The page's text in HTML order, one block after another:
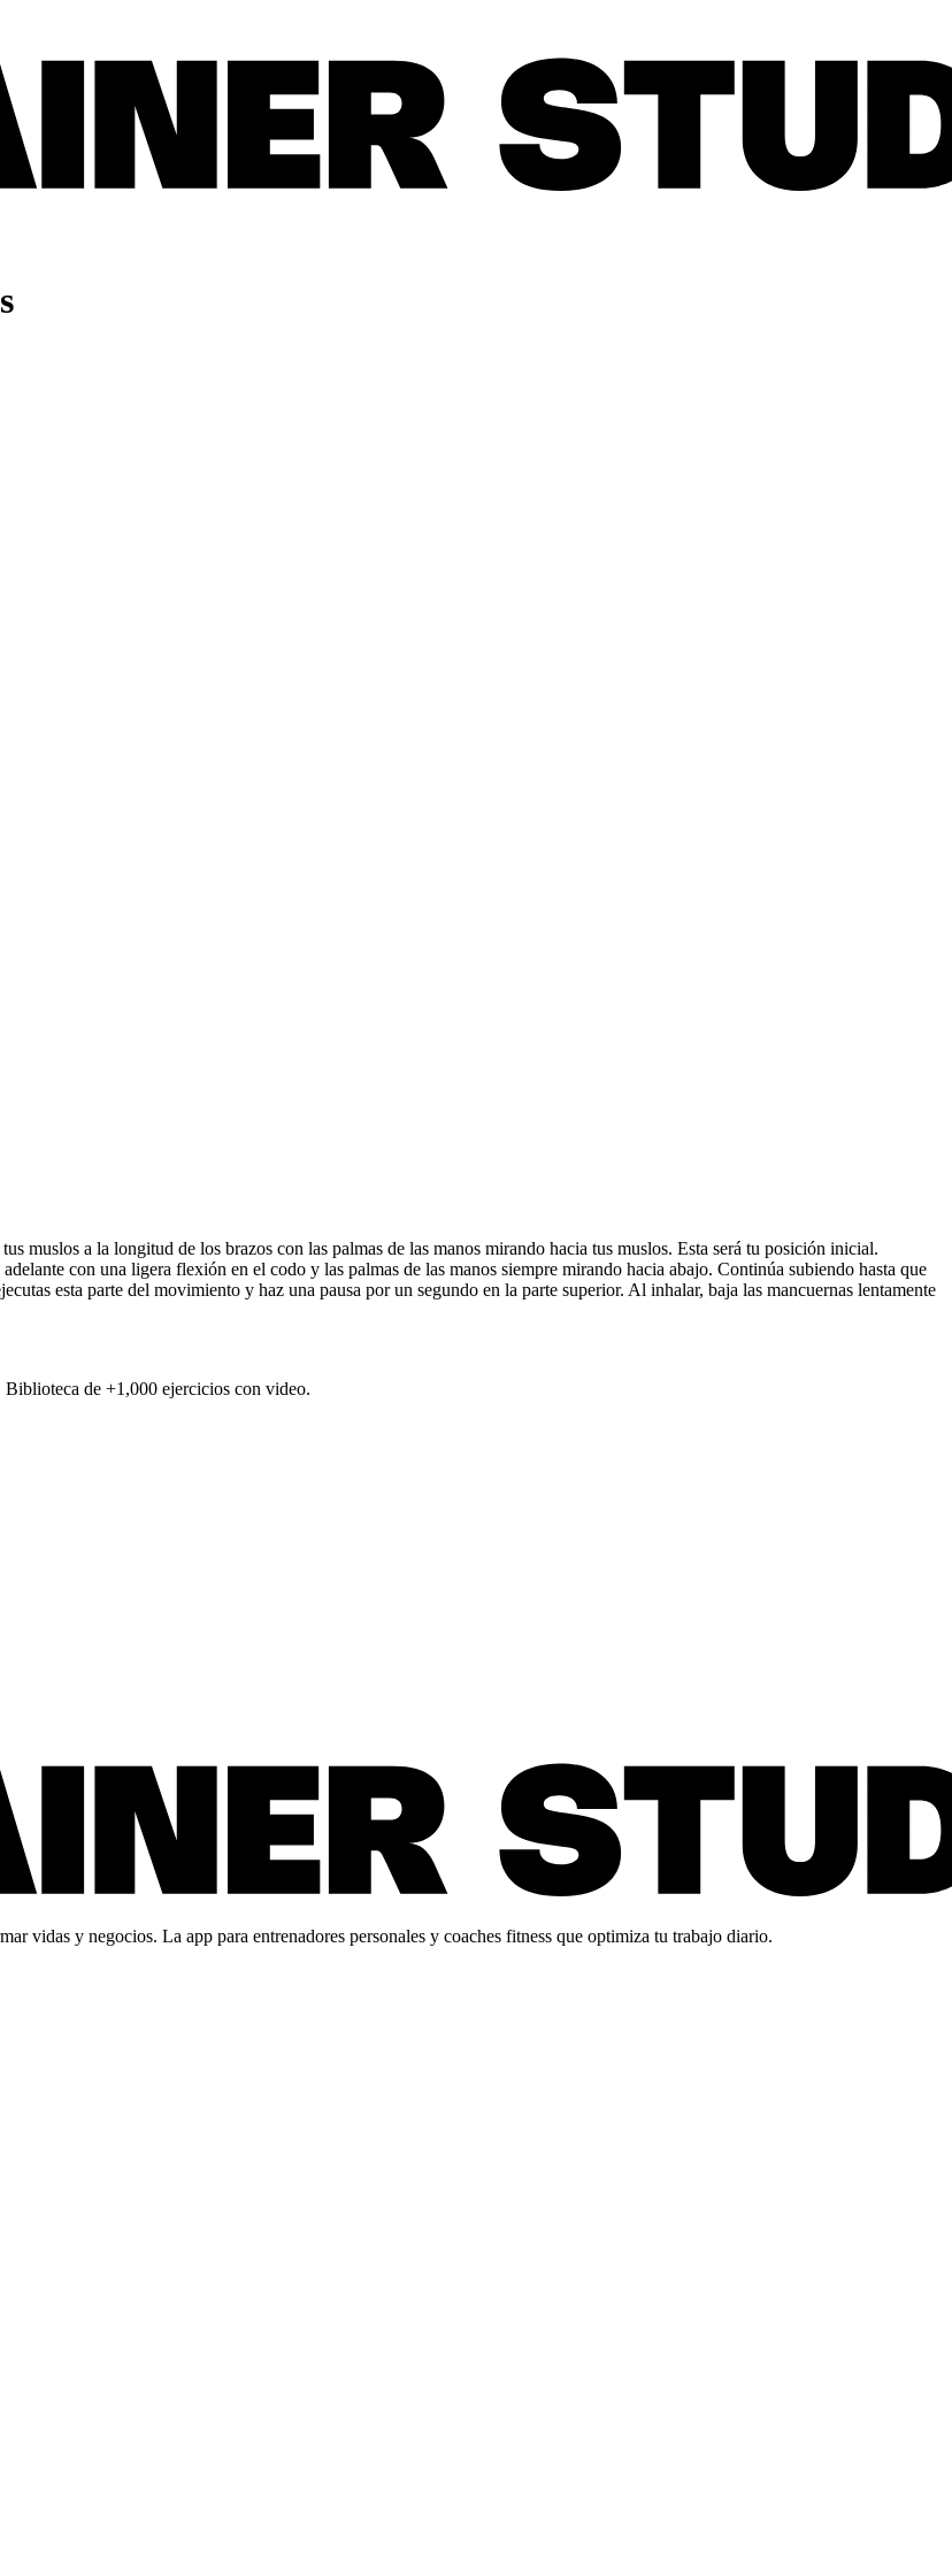
muslos a la longitud de los brazos con las palmas de las manos mirando hacia tus muslos. Esta será tu posición inicial.
con una ligera flexión en el codo y las palmas de las manos siempre mirando hacia abajo. Continúa subiendo hasta que
esta parte del movimiento y haz una pausa por un segundo en la parte superior. Al inhalar, baja las mancuernas lentamente
Biblioteca de +1,000 ejercicios con video.
vidas y negocios. La app para entrenadores personales y coaches fitness que optimiza tu trabajo diario.